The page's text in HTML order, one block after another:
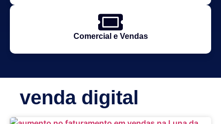
Comercial e Vendas
venda digital